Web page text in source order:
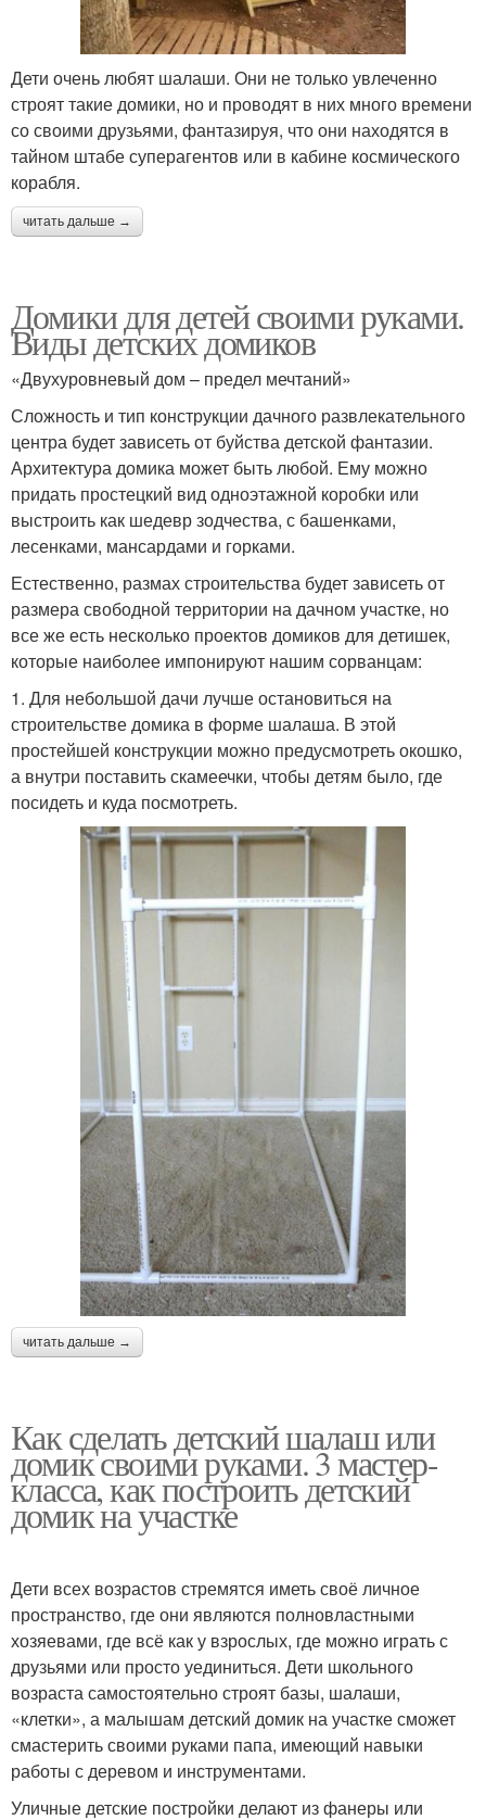
Дети очень любят шалаши. Они не только увлеченно
строят такие домики, но и проводят в них много времени
со своими друзьями, фантазируя, что они находятся в
тайном штабе суперагентов или в кабине космического
корабля.
читать дальше →
Домики для детей своими руками.
Виды детских домиков
«Двухуровневый дом – предел мечтаний»
Сложность и тип конструкции дачного развлекательного
центра будет зависеть от буйства детской фантазии.
Архитектура домика может быть любой. Ему можно
придать простецкий вид одноэтажной коробки или
выстроить как шедевр зодчества, с башенками,
лесенками, мансардами и горками.
Естественно, размах строительства будет зависеть от
размера свободной территории на дачном участке, но
все же есть несколько проектов домиков для детишек,
которые наиболее импонируют нашим сорванцам:
1. Для небольшой дачи лучше остановиться на
строительстве домика в форме шалаша. В этой
простейшей конструкции можно предусмотреть окошко,
а внутри поставить скамеечки, чтобы детям было, где
посидеть и куда посмотреть.
читать дальше →
Как сделать детский шалаш или
домик своими руками. 3 мастер-
класса, как построить детский
домик на участке
Дети всех возрастов стремятся иметь своё личное
пространство, где они являются полновластными
хозяевами, где всё как у взрослых, где можно играть с
друзьями или просто уединиться. Дети школьного
возраста самостоятельно строят базы, шалаши,
«клетки», а малышам детский домик на участке сможет
смастерить своими руками папа, имеющий навыки
работы с деревом и инструментами.
Уличные детские постройки делают из фанеры или